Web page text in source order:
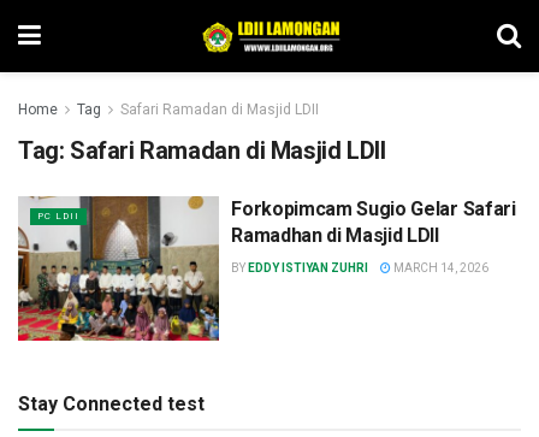
Home Tag Safari Ramadan di Masjid LDII
Tag: Safari Ramadan di Masjid LDII
PC LDII
Forkopimcam Sugio Gelar Safari
Ramadhan di Masjid LDII
BY EDDY ISTIYAN ZUHRI MARCH 14, 2026
Stay Connected test